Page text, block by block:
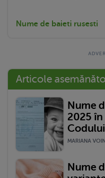
Nume de baieti rusesti
Articole
Nume
2025
MARIANA
Nume